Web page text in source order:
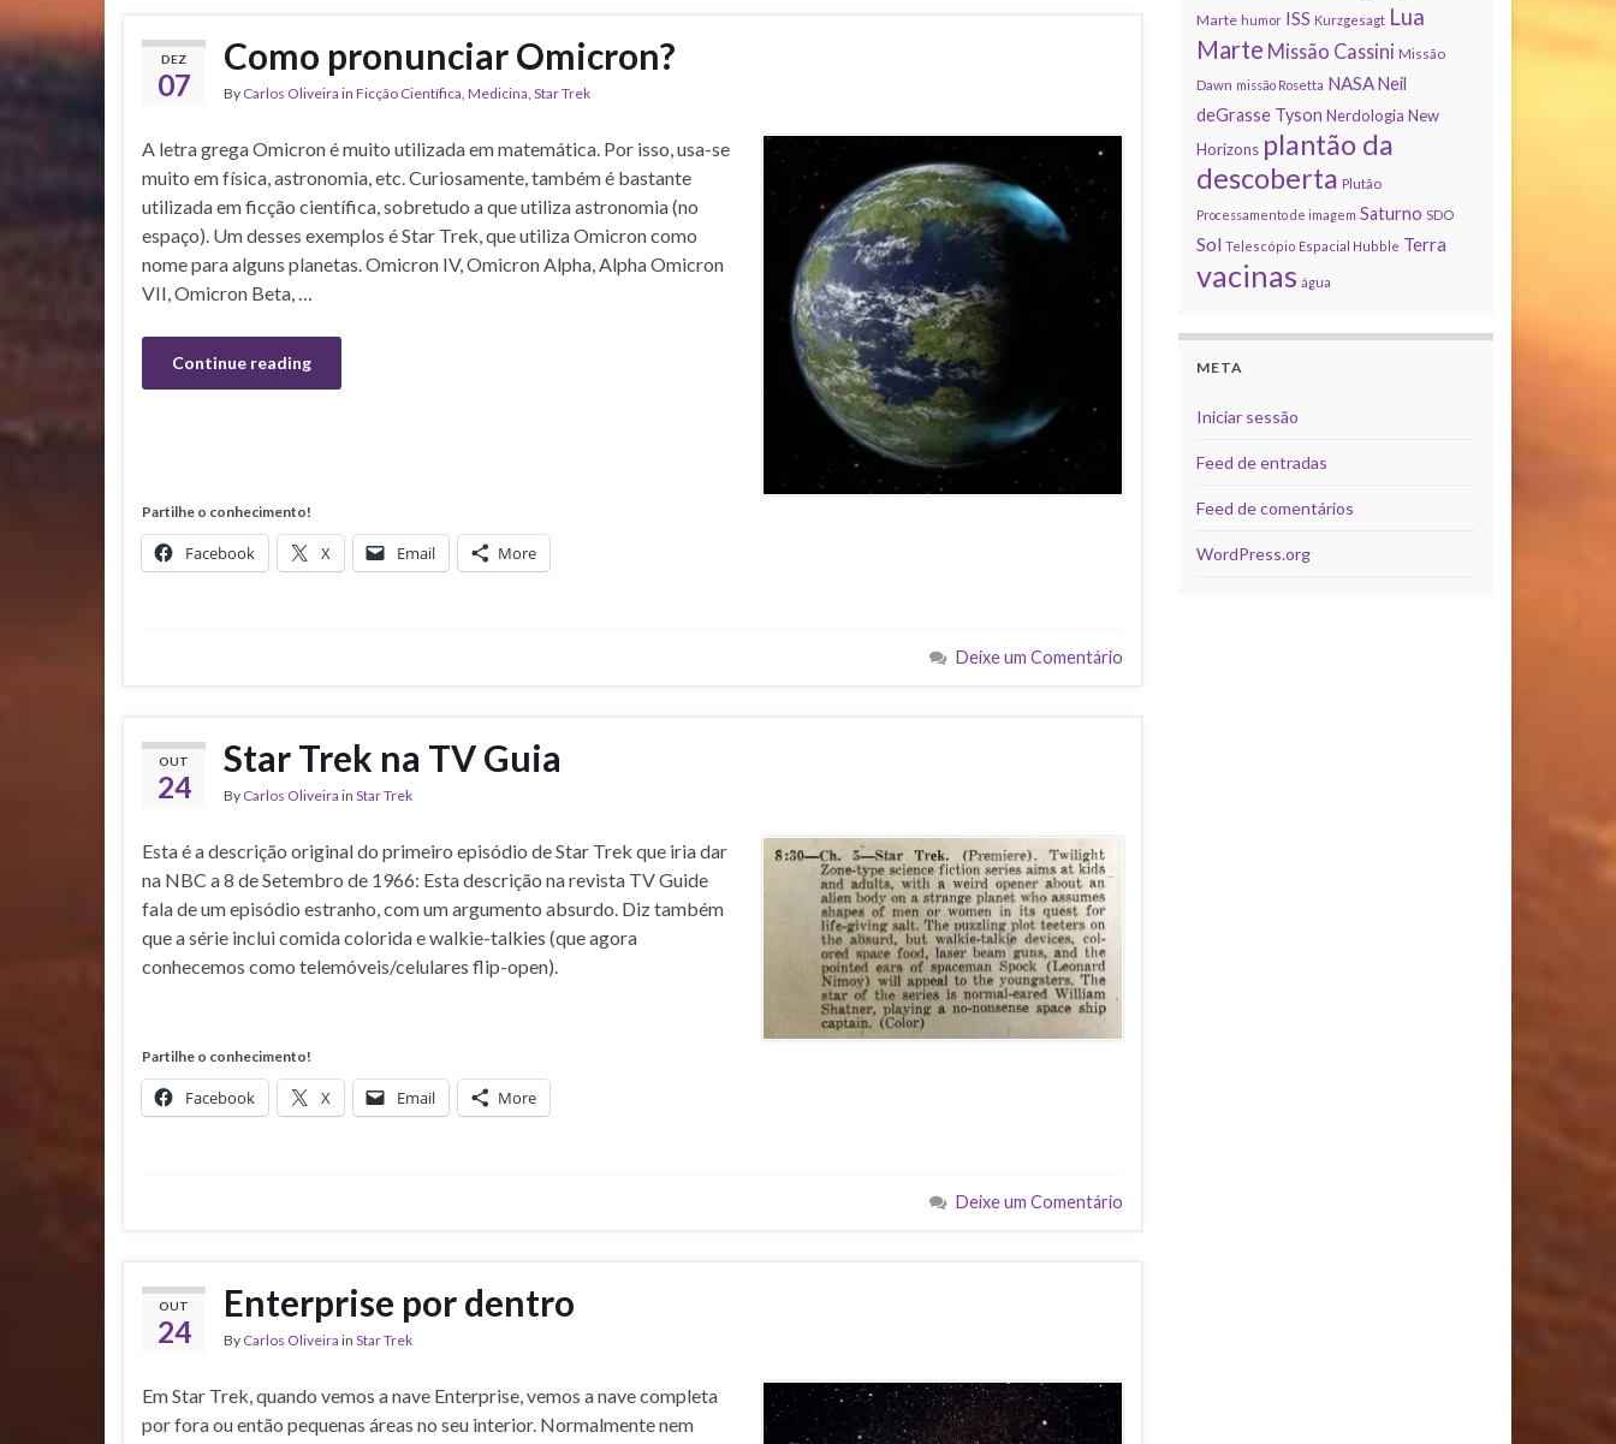
DEZ
07
Como pronunciar Omicron?
By Carlos Oliveira in Ficção Científica Medicina Star Trek
A letra grega Omicron é muito utilizada em matemática. Por isso, usa-se
muito em física, astronomia, etc. Curiosamente, também é bastante
utilizada em ficção científica, sobretudo a que utiliza astronomia (no
espaço). Um desses exemplos é Star Trek, que utiliza Omicron como
nome para alguns planetas. Omicron IV, Omicron Alpha, Alpha Omicron
VII, Omicron Beta, …
Continue reading
Partilhe o conhecimento!
Facebook X Email More
Deixe um Comentário
OUT
24
Star Trek na TV Guia
By Carlos Oliveira in Star Trek
Esta é a descrição original do primeiro episódio de Star Trek que iria dar
na NBC a 8 de Setembro de 1966: Esta descrição na revista TV Guide
fala de um episódio estranho, com um argumento absurdo. Diz também
que a série inclui comida colorida e walkie-talkies (que agora
conhecemos como telemóveis/celulares flip-open).
Partilhe o conhecimento!
Facebook X Email More
Deixe um Comentário
OUT
24
Enterprise por dentro
By Carlos Oliveira in Star Trek
Em Star Trek, quando vemos a nave Enterprise, vemos a nave completa
por fora ou então pequenas áreas no seu interior. Normalmente nem
Marte humor ISS Kurzgesagt Lua
Marte Missão Cassini Missão
Dawn missão Rosetta NASA Neil
deGrasse Tyson Nerdologia New
Horizons plantão da
descoberta Plutão
Processamento de imagem Saturno SDO
Sol Telescópio Espacial Hubble Terra
vacinas água
META
Iniciar sessão
Feed de entradas
Feed de comentários
WordPress.org